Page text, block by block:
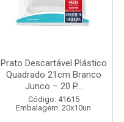
Prato Descartável Plástico
Quadrado 21cm Branco
Junco – 20 P...
Código: 41615
Embalagem: 20x10un